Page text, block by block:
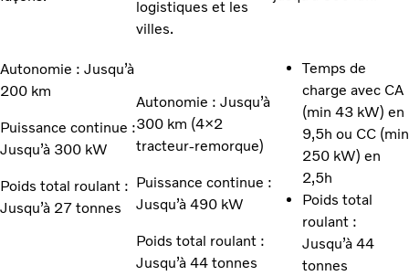
Autonomie : Jusqu’à
200 km
Puissance continue :
Jusqu’à 300 kW
Poids total roulant :
Jusqu’à 27 tonnes
logistiques et les
villes.
Autonomie : Jusqu’à
300 km (4×2
tracteur-remorque)
Puissance continue :
Jusqu’à 490 kW
Poids total roulant :
Jusqu’à 44 tonnes
Temps de
charge avec CA
(min 43 kW) en
9,5h ou CC (min
250 kW) en
2,5h
Poids total
roulant :
Jusqu’à 44
tonnes